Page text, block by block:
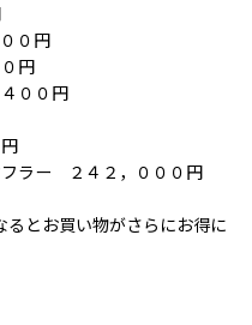
０円
円
００円
フラー ２４２，０００円
るとお買い物がさらにお得に